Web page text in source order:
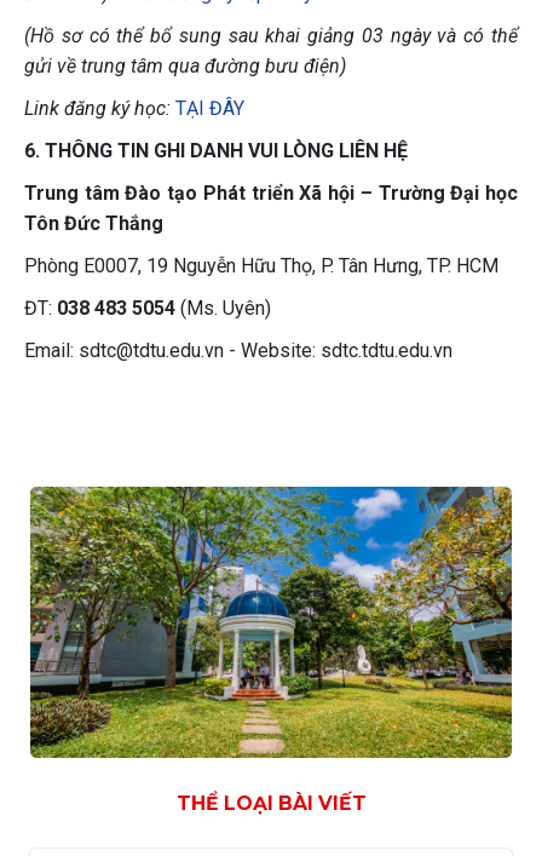
(Hồ sơ có thể bổ sung sau khai giảng 03 ngày và có thể
gửi về trung tâm qua đường bưu điện)
Link đăng ký học: TẠI ĐÂY
6. THÔNG TIN GHI DANH VUI LÒNG LIÊN HỆ
Trung tâm Đào tạo Phát triển Xã hội – Trường Đại học
Tôn Đức Thắng
Phòng E0007, 19 Nguyễn Hữu Thọ, P. Tân Hưng, TP. HCM
ĐT: 038 483 5054 (Ms. Uyên)
Email: sdtc@tdtu.edu.vn - Website: sdtc.tdtu.edu.vn
THỂ LOẠI BÀI VIẾT